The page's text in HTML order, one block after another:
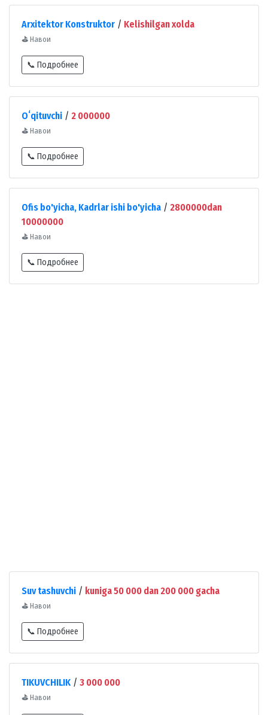
Arxitektor Konstruktor / Kelishilgan xolda
⛳ Навои
📞 Подробнее
Oʻqituvchi / 2 000000
⛳ Навои
📞 Подробнее
Ofis bo'yicha, Kadrlar ishi bo'yicha / 2800000dan
10000000
⛳ Навои
📞 Подробнее
Suv tashuvchi / kuniga 50 000 dan 200 000 gacha
⛳ Навои
📞 Подробнее
TIKUVCHILIK / 3 000 000
⛳ Навои